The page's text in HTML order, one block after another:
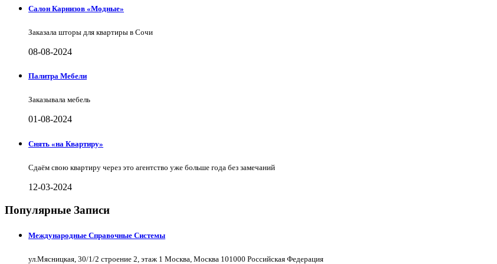
Салон Карнизов «Модные»
Заказала шторы для квартиры в Сочи
08-08-2024
Палитра Мебели
Заказывала мебель
01-08-2024
Снять «на Квартиру»
Сдаём свою квартиру через это агентство уже больше года без замечаний
12-03-2024
Популярные Записи
Международные Справочные Системы
ул.Мясницкая, 30/1/2 строение 2, этаж 1 Москва, Москва 101000 Российская Федерация